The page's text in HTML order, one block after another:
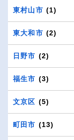
東村山市 (1)
東大和市 (2)
日野市 (2)
福生市 (3)
文京区 (5)
町田市 (13)